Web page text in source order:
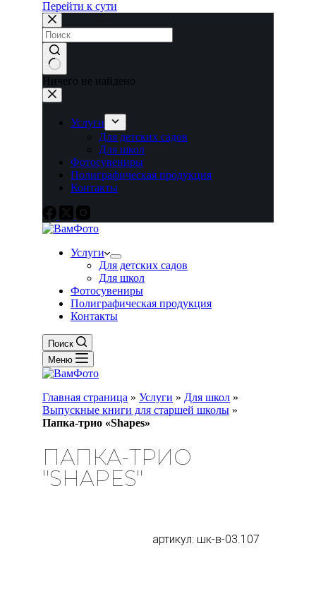
Перейти к сути
Ничего не найдено
Услуги
Для детских садов
Для школ
Фотосувениры
Полиграфическая продукция
Контакты
Услуги
Для детских садов
Для школ
Фотосувениры
Полиграфическая продукция
Контакты
Поиск
Меню
Главная страница » Услуги » Для школ »
Выпускные книги для старшей школы »
Папка-трио «Shapes»
ПАПКА-ТРИО
"SHAPES"
артикул: шк-в-03.107